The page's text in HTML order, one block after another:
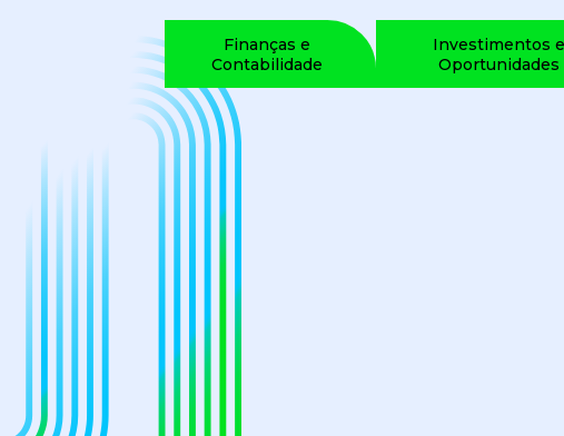
Finanças e
Contabilidade
Investimentos e
Oportunidades